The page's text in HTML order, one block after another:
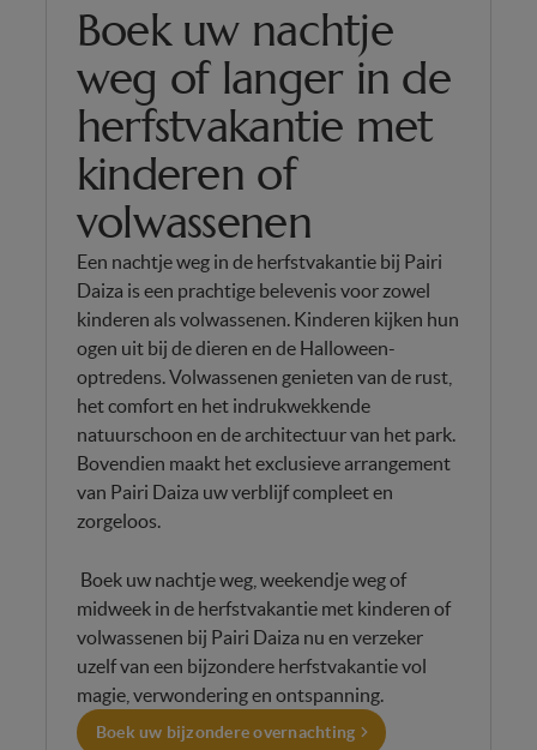
Boek uw nachtje
weg of langer in de
herfstvakantie met
kinderen of
volwassenen
Een nachtje weg in de herfstvakantie bij Pairi
Daiza is een prachtige belevenis voor zowel
kinderen als volwassenen. Kinderen kijken hun
ogen uit bij de dieren en de Halloween-
optredens. Volwassenen genieten van de rust,
het comfort en het indrukwekkende
natuurschoon en de architectuur van het park.
Bovendien maakt het exclusieve arrangement
van Pairi Daiza uw verblijf compleet en
zorgeloos.
Boek uw nachtje weg, weekendje weg of
midweek in de herfstvakantie met kinderen of
volwassenen bij Pairi Daiza nu en verzeker
uzelf van een bijzondere herfstvakantie vol
magie, verwondering en ontspanning.
Boek uw bijzondere overnachting